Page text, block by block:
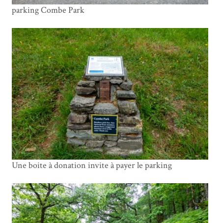
parking Combe Park
Une boite à donation invite à payer le parking